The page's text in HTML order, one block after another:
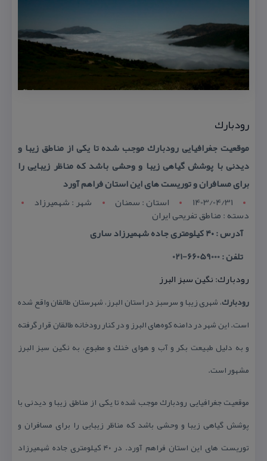
رودبارك
موقعیت جغرافیایی رودبارك موجب شده تا یكی از مناطق زیبا و
دیدنی با پوشش گیاهی زیبا و وحشی باشد كه مناظر زیبایی را
برای مسافران و توریست های این استان فراهم آورد
1403/04/31
استان : سمنان شهر : شهميرزاد
دسته : مناطق تفریحی ایران
آدرس : ۴۰ كیلومتری جاده شهمیرزاد ساری
تلفن : 66059000-021
رودبارك: نگین سبز البرز
رودبارك، شهری زیبا و سرسبز در استان البرز، شهرستان طالقان واقع شده
است. این شهر در دامنه كوه‌های البرز و در كنار رودخانه طالقان قرار گرفته
و به دلیل طبیعت بكر و آب و هوای خنك و مطبوع، به نگین سبز البرز
مشهور است.
موقعیت جغرافیایی رودبارك موجب شده تا یكی از مناطق زیبا و دیدنی با
پوشش گیاهی زیبا و وحشی باشد كه مناظر زیبایی را برای مسافران و
توریست های این استان فراهم آورد. در ۴۰ كیلومتری جاده شهمیرزاد